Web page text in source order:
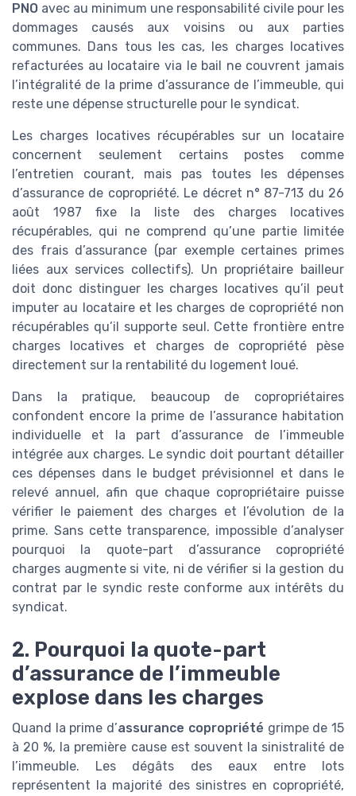
PNO avec au minimum une responsabilité civile pour les
dommages causés aux voisins ou aux parties
communes. Dans tous les cas, les charges locatives
refacturées au locataire via le bail ne couvrent jamais
l’intégralité de la prime d’assurance de l’immeuble, qui
reste une dépense structurelle pour le syndicat.
Les charges locatives récupérables sur un locataire
concernent seulement certains postes comme
l’entretien courant, mais pas toutes les dépenses
d’assurance de copropriété. Le décret n° 87-713 du 26
août 1987 fixe la liste des charges locatives
récupérables, qui ne comprend qu’une partie limitée
des frais d’assurance (par exemple certaines primes
liées aux services collectifs). Un propriétaire bailleur
doit donc distinguer les charges locatives qu’il peut
imputer au locataire et les charges de copropriété non
récupérables qu’il supporte seul. Cette frontière entre
charges locatives et charges de copropriété pèse
directement sur la rentabilité du logement loué.
Dans la pratique, beaucoup de copropriétaires
confondent encore la prime de l’assurance habitation
individuelle et la part d’assurance de l’immeuble
intégrée aux charges. Le syndic doit pourtant détailler
ces dépenses dans le budget prévisionnel et dans le
relevé annuel, afin que chaque copropriétaire puisse
vérifier le paiement des charges et l’évolution de la
prime. Sans cette transparence, impossible d’analyser
pourquoi la quote-part d’assurance copropriété
charges augmente si vite, ni de vérifier si la gestion du
contrat par le syndic reste conforme aux intérêts du
syndicat.
2. Pourquoi la quote-part
d’assurance de l’immeuble
explose dans les charges
Quand la prime d’assurance copropriété grimpe de 15
à 20 %, la première cause est souvent la sinistralité de
l’immeuble. Les dégâts des eaux entre lots
représentent la majorité des sinistres en copropriété,